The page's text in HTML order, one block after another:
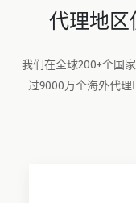
代理地
我们在全球200+个国
过9000万个海外代